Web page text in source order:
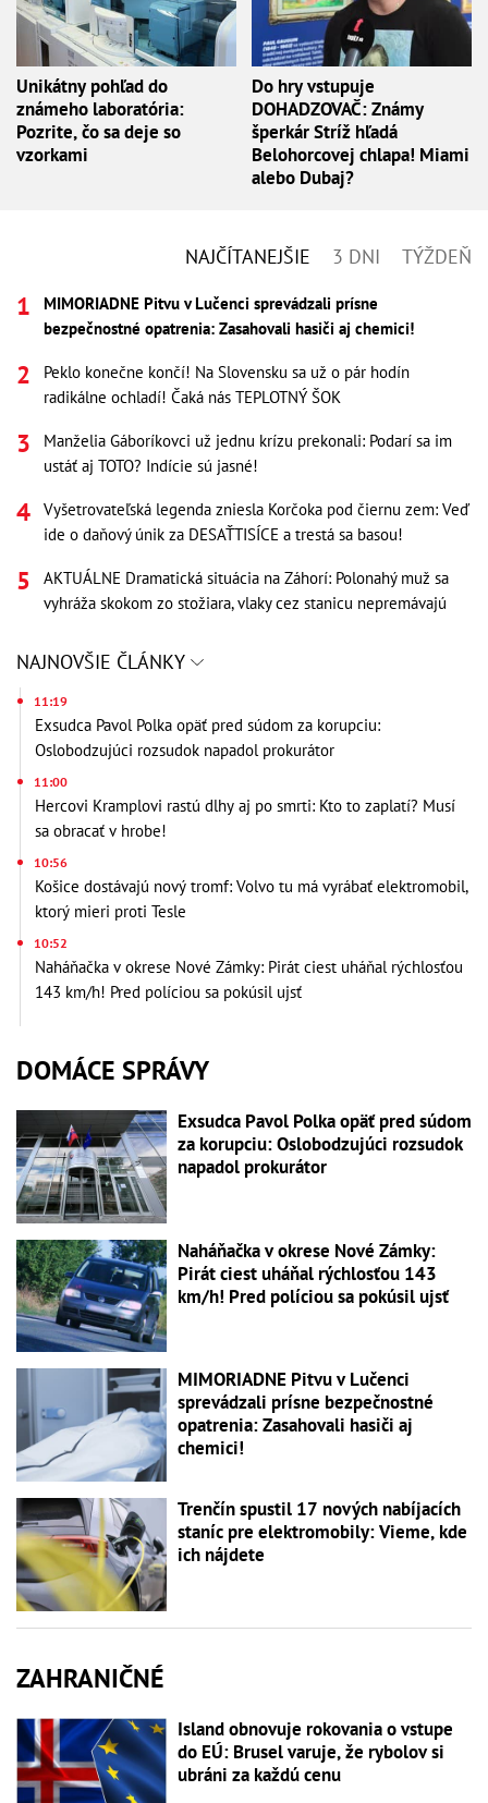
Unikátny pohľad do
známeho laboratória:
Pozrite, čo sa deje so
vzorkami
Do hry vstupuje
DOHADZOVAČ: Známy
šperkár Stríž hľadá
Belohorcovej chlapa! Miami
alebo Dubaj?
NAJČÍTANEJŠIE 3 DNI TÝŽDEŇ
MIMORIADNE Pitvu v Lučenci sprevádzali prísne
bezpečnostné opatrenia: Zasahovali hasiči aj chemici!
Peklo konečne končí! Na Slovensku sa už o pár hodín
radikálne ochladí! Čaká nás TEPLOTNÝ ŠOK
Manželia Gáboríkovci už jednu krízu prekonali: Podarí sa im
ustáť aj TOTO? Indície sú jasné!
Vyšetrovateľská legenda zniesla Korčoka pod čiernu zem: Veď
ide o daňový únik za DESAŤTISÍCE a trestá sa basou!
AKTUÁLNE Dramatická situácia na Záhorí: Polonahý muž sa
vyhráža skokom zo stožiara, vlaky cez stanicu nepremávajú
NAJNOVŠIE ČLÁNKY
11:19
Exsudca Pavol Polka opäť pred súdom za korupciu:
Oslobodzujúci rozsudok napadol prokurátor
11:00
Hercovi Kramplovi rastú dlhy aj po smrti: Kto to zaplatí? Musí
sa obracať v hrobe!
10:56
Košice dostávajú nový tromf: Volvo tu má vyrábať elektromobil,
ktorý mieri proti Tesle
10:52
Naháňačka v okrese Nové Zámky: Pirát ciest uháňal rýchlosťou
143 km/h! Pred políciou sa pokúsil ujsť
DOMÁCE SPRÁVY
Exsudca Pavol Polka opäť pred súdom
za korupciu: Oslobodzujúci rozsudok
napadol prokurátor
Naháňačka v okrese Nové Zámky:
Pirát ciest uháňal rýchlosťou 143
km/h! Pred políciou sa pokúsil ujsť
MIMORIADNE Pitvu v Lučenci
sprevádzali prísne bezpečnostné
opatrenia: Zasahovali hasiči aj
chemici!
Trenčín spustil 17 nových nabíjacích
staníc pre elektromobily: Vieme, kde
ich nájdete
ZAHRANIČNÉ
Island obnovuje rokovania o vstupe
do EÚ: Brusel varuje, že rybolov si
ubráni za každú cenu